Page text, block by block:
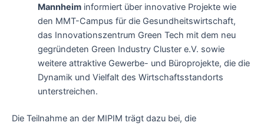
Mannheiminformiert über innovative Projekte wie
den MMT-Campus für die Gesundheitswirtschaft,
das Innovationszentrum Green Tech mit dem neu
gegründeten Green Industry Cluster e.V. sowie
weitere attraktive Gewerbe- und Büroprojekte, die die
Dynamik und Vielfalt des Wirtschaftsstandorts
unterstreichen.
Die Teilnahme an der MIPIM trägt dazu bei, die